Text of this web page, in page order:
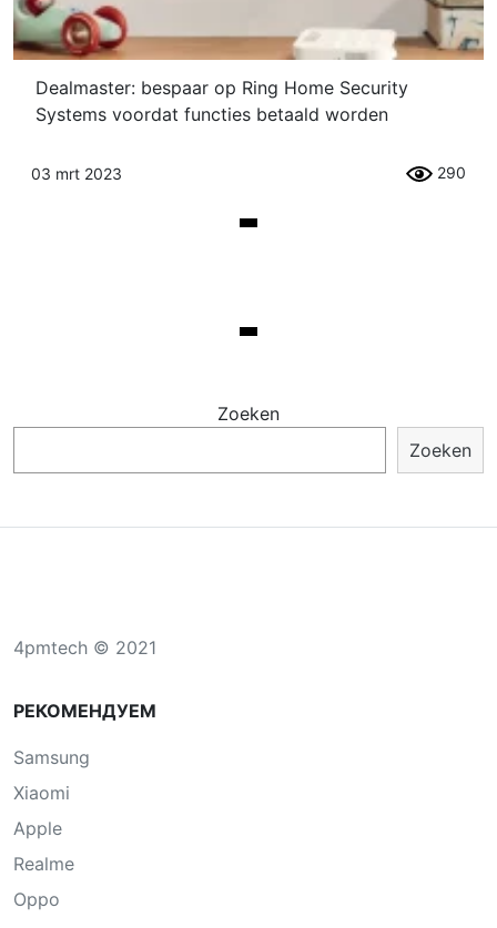
Dealmaster: bespaar op Ring Home Security
Systems voordat functies betaald worden
03 mrt 2023 290
Zoeken
Zoeken
4pmtech © 2021
РЕКОМЕНДУЕМ
Samsung
Xiaomi
Apple
Realme
Oppo